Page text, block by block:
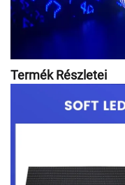
Termék Részletei